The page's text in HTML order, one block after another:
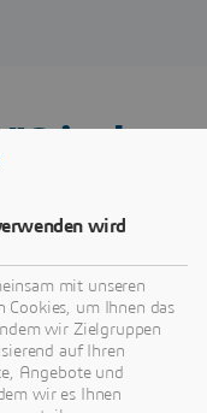
in der
wird
mit unseren
Cookies, um Ihnen das
wir Zielgruppen
auf Ihren
Angebote und
wir es Ihnen